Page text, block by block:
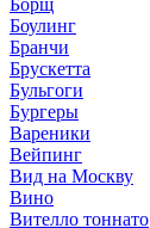
Боулинг
Бранчи
Брускетта
Бульгоги
Бургеры
Вареники
Вейпинг
Вид на Москву
Вино
Вителло тоннато